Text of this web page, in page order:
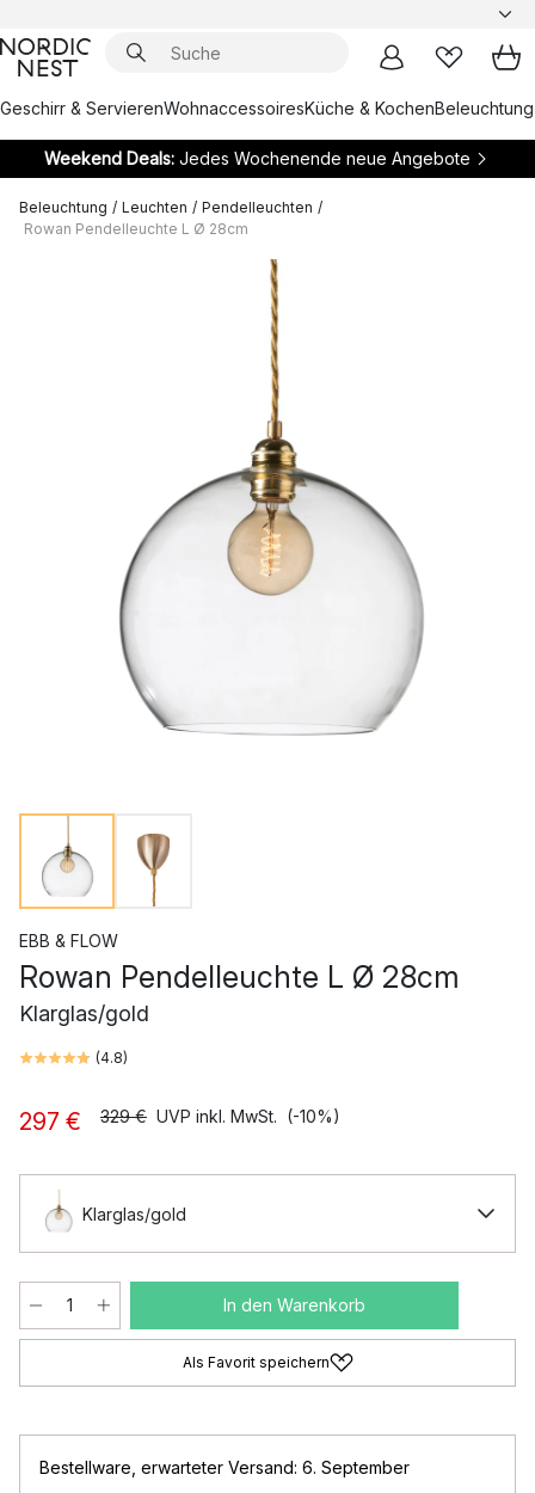
Geschirr & ServierenWohnaccessoiresKüche & KochenBeleuchtung
Weekend Deals:Jedes Wochenende neue Angebote
Beleuchtung / Leuchten / Pendelleuchten /
Rowan Pendelleuchte L Ø 28cm
EBB & FLOW
Rowan Pendelleuchte L Ø 28cm
Klarglas/gold
(4.8)
297 € 329 € UVP inkl. MwSt. (-10%)
Klarglas/gold
In den Warenkorb
Als Favorit speichern
Bestellware erwarteter Versand: 6. September